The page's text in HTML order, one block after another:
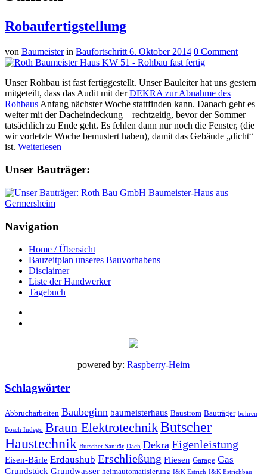
Robaufertigstellung
von Baumeisterin Baufortschritt 6. Oktober 2014 0 Comment
Unser Rohbau ist fast fertiggestellt. Unser Bauleiter hat uns gestern
mitgeteilt, dass das Audit mit derDEKRA zur Abnahme des
Rohbaus Anfang nächster Woche stattfinden kann. Danach geht es
weiter mit der Dacheindeckung – rechtzeitig, bevor der Sommer
tatsächlich zu Ende geht. Es fehlen dann nur noch die Fenster, (die
wir vorletzte Woche bemustert haben), damit das Gebäude „dicht“
ist. Weiterlesen
Unser Bauträger:
Navigation
Home / Übersicht
Bauzeitplan unseres Bauvorhabens
Disclaimer
Liste der Handwerker
Tagebuch
powered by: Raspberry-Heim
Schlagwörter
Abbrucharbeiten Baubeginn baumeisterhaus Baustrom Bauträger bohren
Bosch Indego Braun ElektrotechnikButscher
Haustechnik Butscher Sanitär Dach Dekra Eigenleistung
Eisen-Bärle Erdaushub Erschließung Fliesen Garage Gas
Grundstück Grundwasser heimautomatisierung I&K Estrich I&K Estrichbau